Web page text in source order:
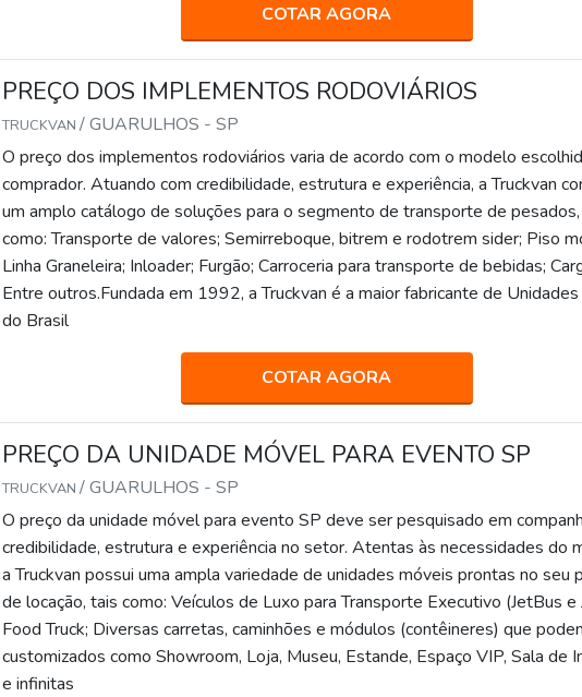
COTAR AGORA
PREÇO DOS IMPLEMENTOS RODOVIÁRIOS
TRUCKVAN / GUARULHOS - SP
O preço dos implementos rodoviários varia de acordo com o modelo
comprador. Atuando com credibilidade, estrutura e experiência, a Truckvan
um amplo catálogo de soluções para o segmento de transporte de
como: Transporte de valores; Semirreboque, bitrem e rodotrem sider; Piso
Linha Graneleira; Inloader; Furgão; Carroceria para transporte de bebidas;
Entre outros.Fundada em 1992, a Truckvan é a maior fabricante de
do Brasil
COTAR AGORA
PREÇO DA UNIDADE MÓVEL PARA EVENTO SP
TRUCKVAN / GUARULHOS - SP
O preço da unidade móvel para evento SP deve ser pesquisado em
credibilidade, estrutura e experiência no setor. Atentas às necessidades do
a Truckvan possui uma ampla variedade de unidades móveis prontas no seu
de locação, tais como: Veículos de Luxo para Transporte Executivo (JetBus e
Food Truck; Diversas carretas, caminhões e módulos (contêineres) que
customizados como Showroom, Loja, Museu, Estande, Espaço VIP, Sala de
e infinitas